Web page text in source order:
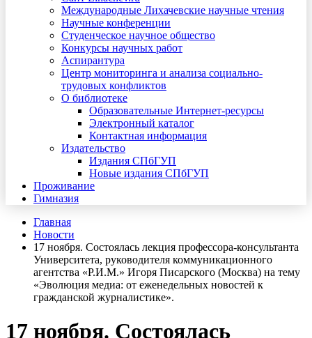
Международные Лихачевские научные чтения
Научные конференции
Студенческое научное общество
Конкурсы научных работ
Аспирантура
Центр мониторинга и анализа социально-
трудовых конфликтов
О библиотеке
Образовательные Интернет-ресурсы
Электронный каталог
Контактная информация
Издательство
Издания СПбГУП
Новые издания СПбГУП
Проживание
Гимназия
Главная
Новости
17 ноября. Состоялась лекция профессора-консультанта
Университета, руководителя коммуникационного
агентства «Р.И.М.» Игоря Писарского (Москва) на тему
«Эволюция медиа: от еженедельных новостей к
гражданской журналистике».
17 ноября. Состоялась